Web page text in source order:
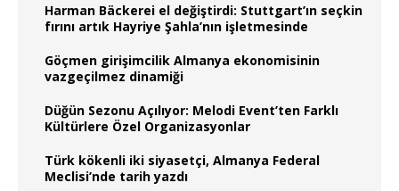
Harman Bäckerei el değiştirdi: Stuttgart’ın seçkin
fırını artık Hayriye Şahla’nın işletmesinde
Göçmen girişimcilik Almanya ekonomisinin
vazgeçilmez dinamiği
Düğün Sezonu Açılıyor: Melodi Event’ten Farklı
Kültürlere Özel Organizasyonlar
Türk kökenli iki siyasetçi, Almanya Federal
Meclisi’nde tarih yazdı